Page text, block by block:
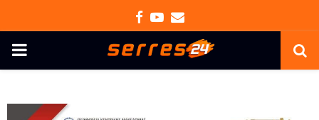
Facebook
Youtube
Email
PRIMARY